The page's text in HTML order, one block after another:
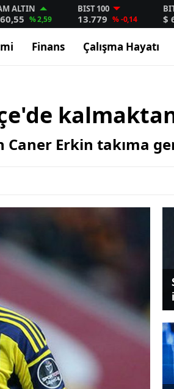
ALTIN
% 2,59
BIST 100
13.779 % -0,14 $
Finans Çalışma Hayatı
Caner Erkin takıma